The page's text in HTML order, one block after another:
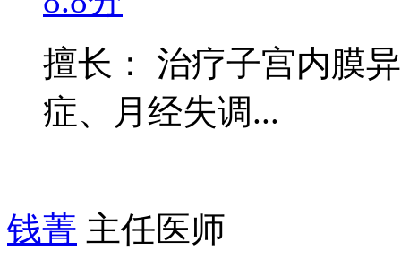
擅长： 治疗子宫内膜
症、月经失调...
钱菁 主任医师